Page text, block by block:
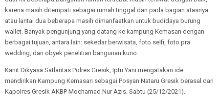
karena masih ditempati sebagai rumah tinggal dan pada bagian atasnya
atau lantai dua beberapa masih dimanfaatkan untuk budidaya burung
wallet. Banyak pengunjung yang datang ke kampung Kemasan dengan
berbagai tujuan, antara lain: sekedar berwisata, foto selfi, foto pra
wedding, dan obyek penelitian bangunan kuno.
Kanit Dikyasa Satlantas Polres Gresik, Iptu Yani mengatakan ide
mendirikan Kampung Kemasan sebagai Posyan Nataru Gresik berasal dari
Kapolres Gresik AKBP Mochamad Nur Azis. Sabtu (25/12/2021).